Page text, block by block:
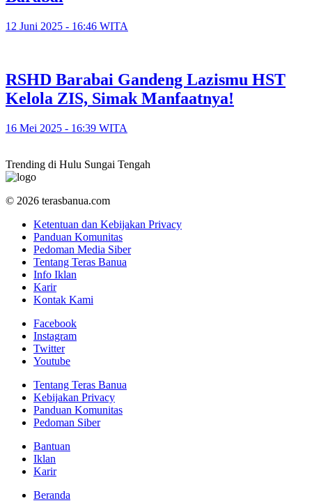
12 Juni 2025 - 16:46 WITA
RSHD Barabai Gandeng Lazismu HST
Kelola ZIS, Simak Manfaatnya!
16 Mei 2025 - 16:39 WITA
Trending di Hulu Sungai Tengah
© 2026 terasbanua.com
Ketentuan dan Kebijakan Privacy
Panduan Komunitas
Pedoman Media Siber
Tentang Teras Banua
Info Iklan
Karir
Kontak Kami
Facebook
Instagram
Twitter
Youtube
Tentang Teras Banua
Kebijakan Privacy
Panduan Komunitas
Pedoman Siber
Bantuan
Iklan
Karir
Beranda